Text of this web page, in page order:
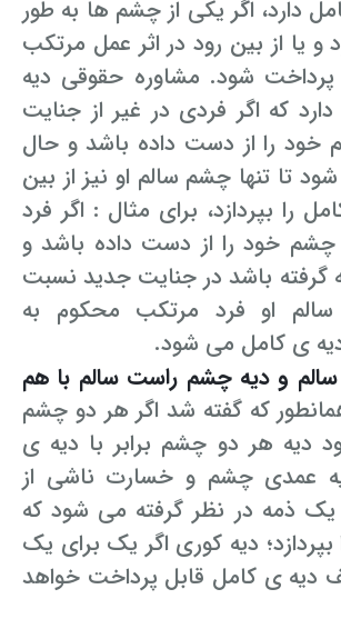
دارد، اگر یکی از چشم ها به طور
یا از بین رود در اثر عمل مرتکب
شود. مشاوره حقوقی دیه
که اگر فردی در غیر از جنایت
را از دست داده باشد و حال
تا تنها چشم سالم او نیز از بین
را بپردازد، برای مثال : اگر فرد
خود را از دست داده باشد و
گرفته باشد در جنایت جدید نسبت
او فرد مرتکب محکوم به
ی کامل می شود.
و دیه چشم راست سالم با هم
که گفته شد اگر هر دو چشم
دیه هر دو چشم برابر با دیه ی
عمدی چشم و خسارت ناشی از
یک ذمه در نظر گرفته می شود که
بپردازد؛ دیه کوری اگر یک برای یک
ی کامل قابل پرداخت خواهد